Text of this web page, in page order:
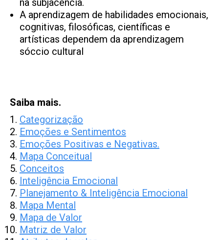
A aprendizagem de habilidades emocionais,
cognitivas, filosóficas, científicas e
artísticas dependem da aprendizagem
sóccio cultural
Saiba mais.
Categorização
Emoções e Sentimentos
Emoções Positivas e Negativas.
Mapa Conceitual
Conceitos
Inteligência Emocional
Planejamento & Inteligência Emocional
Mapa Mental
Mapa de Valor
Matriz de Valor